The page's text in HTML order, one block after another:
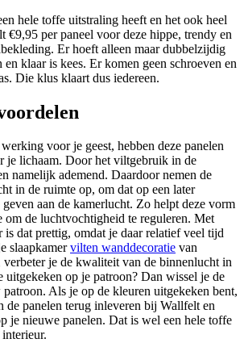
hele toffe uitstraling heeft en het ook heel
€9,95 per paneel voor deze hippe, trendy en
Er hoeft alleen maar dubbelzijdig
en klaar is kees. Er komen geen schroeven en
Die klus klaart dus iedereen.
voor je geest, hebben deze panelen
je lichaam. Door het viltgebruik in de
namelijk ademend. Daardoor nemen de
in de ruimte op, om dat op een later
aan de kamerlucht. Zo helpt deze vorm
om de luchtvochtigheid te reguleren. Met
is dat prettig, omdat je daar relatief veel tijd
slaapkamervilten wanddecoratie van
je de kwaliteit van de binnenlucht in
uitgekeken op je patroon? Dan wissel je de
Als je op de kleuren uitgekeken bent,
de panelen terug inleveren bij Wallfelt en
je nieuwe panelen. Dat is wel een hele toffe